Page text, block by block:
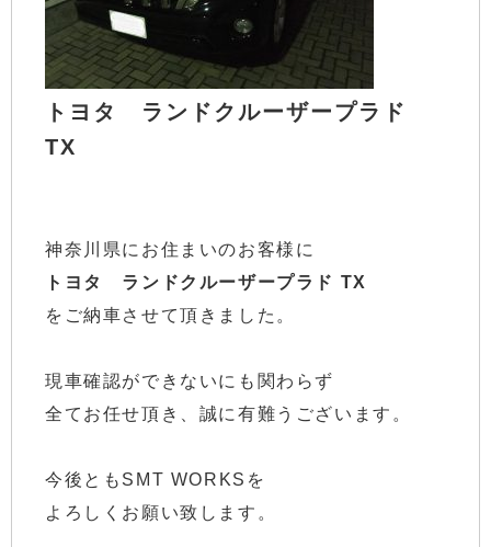
トヨタ ランドクルーザープラド
TX
神奈川県にお住まいのお客様に
トヨタ ランドクルーザープラド TX
をご納車させて頂きました。
現車確認ができないにも関わらず
全てお任せ頂き、誠に有難うございます。
今後ともSMT WORKSを
よろしくお願い致します。